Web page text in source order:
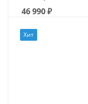
46 990₽
Хит